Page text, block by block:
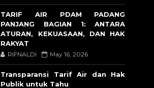
TARIF AIR PDAM PADANG
PANJANG BAGIAN 1: ANTARA
ATURAN, KEKUASAAN, DAN HAK
RAKYAT
RIFNALDI May 16, 2026
Transparansi Tarif Air dan Hak
Publik untuk Tahu